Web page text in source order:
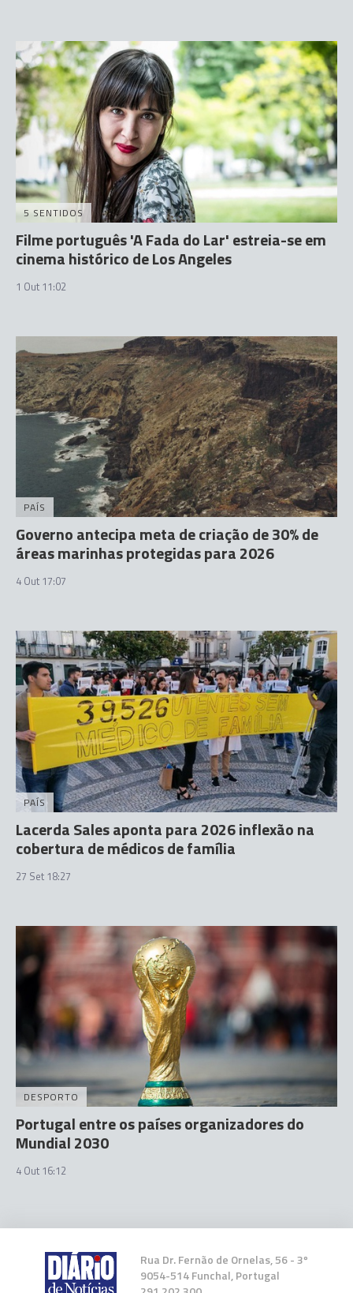
5 SENTIDOS
Filme português 'A Fada do Lar' estreia-se em
cinema histórico de Los Angeles
1 Out 11:02
PAÍS
Governo antecipa meta de criação de 30% de
áreas marinhas protegidas para 2026
4 Out 17:07
PAÍS
Lacerda Sales aponta para 2026 inflexão na
cobertura de médicos de família
27 Set 18:27
DESPORTO
Portugal entre os países organizadores do
Mundial 2030
4 Out 16:12
Rua Dr. Fernão de Ornelas, 56 - 3º
9054-514 Funchal, Portugal